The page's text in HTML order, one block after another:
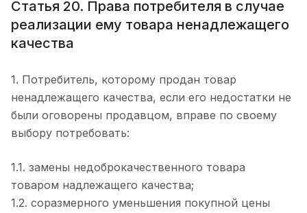
Статья 20. Права потребителя в случае
реализации ему товара ненадлежащего
качества
1. Потребитель, которому продан товар
ненадлежащего качества, если его недостатки не
были оговорены продавцом, вправе по своему
выбору потребовать:
1.1. замены недоброкачественного товара
товаром надлежащего качества;
1.2. соразмерного уменьшения покупной цены